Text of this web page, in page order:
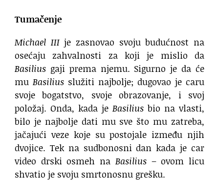
Tumačenje
Michael IIIje zasnovao svoju budućnost na
osećaju zahvalnosti za koji je mislio da
Basilius gaji prema njemu. Sigurno je da će
mu Basilius služiti najbolje; dugovao je caru
svoje bogatstvo, svoje obrazovanje, i svoj
položaj. Onda, kada je Basilius bio na vlasti,
bilo je najbolje dati mu sve što mu zatreba,
jačajući veze koje su postojale između njih
dvojice. Tek na sudbonosni dan kada je car
video drski osmeh na Basilius– ovom licu
shvatio je svoju smrtonosnu grešku.